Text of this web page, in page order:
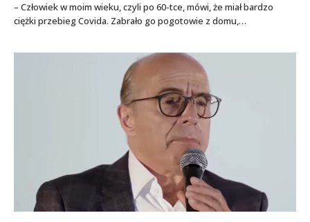
– Człowiek w moim wieku, czyli po 60-tce, mówi, że miał bardzo
ciężki przebieg Covida. Zabrało go pogotowie z domu,…